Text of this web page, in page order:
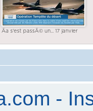
Ãa s'est passÃ© un... 17 janvier
-